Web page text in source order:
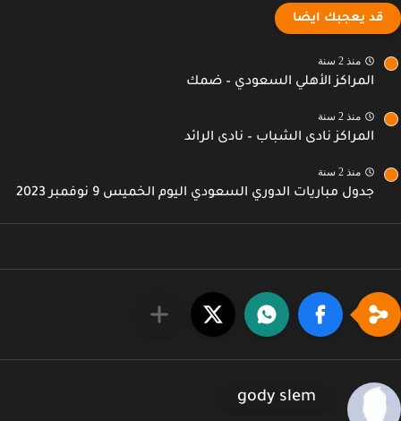
قد يعجبك ايضا
منذ 2 سنة
المراكز الأهلي السعودي – ضمك
منذ 2 سنة
المراكز نادى الشباب – نادى الرائد
منذ 2 سنة
جدول مباريات الدوري السعودي اليوم الخميس 9 نوفمبر 2023
gody slem